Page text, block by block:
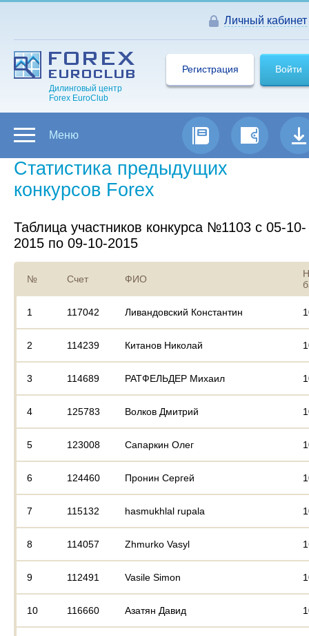
Личный кабинет
Дилинговый центр
Forex EuroClub
Войти
Регистрация
Меню
Статистика предыдущих
конкурсов Forex
Таблица участников конкурса №1103 с 05-10-
2015 по 09-10-2015
№ Счет ФИО
1 117042 Ливандовский Константин
2 114239 Китанов Николай
3 114689 РАТФЕЛЬДЕР Михаил
4 125783 Волков Дмитрий
5 123008 Сапаркин Олег
6 124460 Пронин Сергей
7 115132 hasmukhlal rupala
8 114057 Zhmurko Vasyl
9 112491 Vasile Simon
10 116660 Азатян Давид